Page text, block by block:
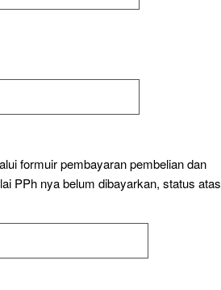
formuir pembayaran pembelian dan
PPh nya belum dibayarkan, status atas